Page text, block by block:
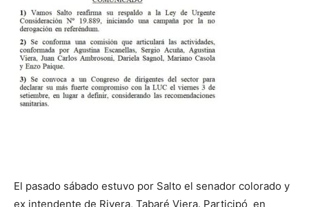
El pasado sábado estuvo por Salto el senador colorado y
ex intendente de Rivera, Tabaré Viera. Participó en